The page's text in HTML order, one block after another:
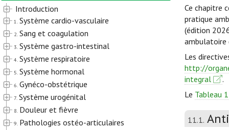
Introduction
1. Système cardio-vasculaire
2. Sang et coagulation
3. Système gastro-intestinal
4. Système respiratoire
5. Système hormonal
6. Gynéco-obstétrique
7. Système urogénital
8. Douleur et fièvre
9. Pathologies ostéo-articulaires
Ce chapitre
pratique
(édition
ambulatoire
Les
http://
integral
.
Le Tableau
11.1.